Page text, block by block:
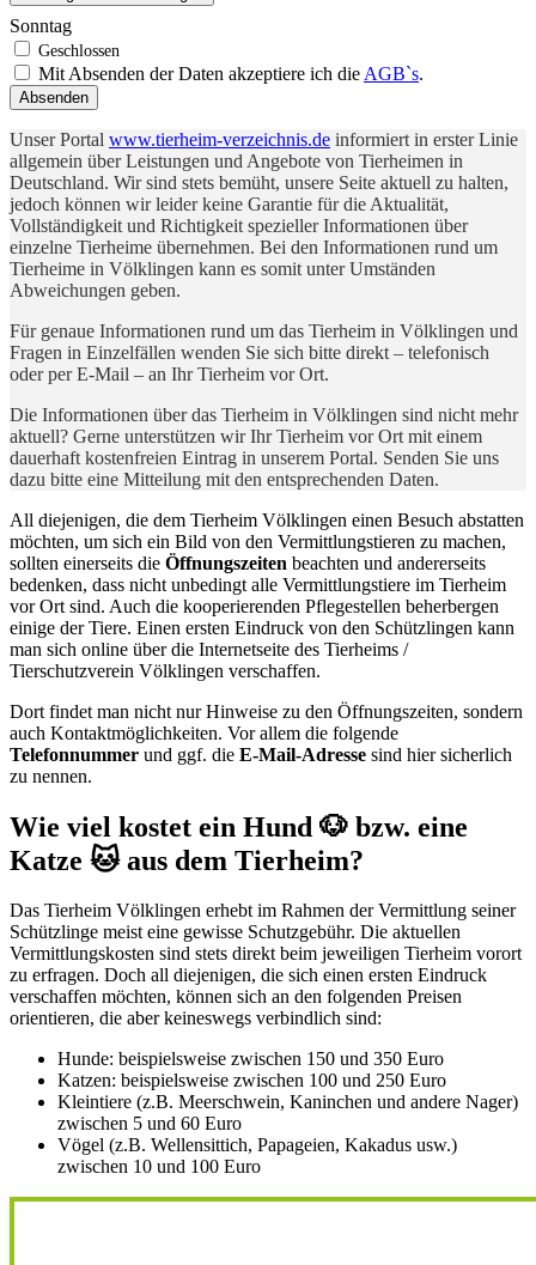
Sonntag
Mit Absenden der Daten akzeptiere ich die AGB`s.
Absenden
Unser Portal www.tierheim-verzeichnis.de informiert in erster Linie
allgemein über Leistungen und Angebote von Tierheimen in
Deutschland. Wir sind stets bemüht, unsere Seite aktuell zu halten,
jedoch können wir leider keine Garantie für die Aktualität,
Vollständigkeit und Richtigkeit spezieller Informationen über
einzelne Tierheime übernehmen. Bei den Informationen rund um
Tierheime in Völklingen kann es somit unter Umständen
Abweichungen geben.
Für genaue Informationen rund um das Tierheim in Völklingen und
Fragen in Einzelfällen wenden Sie sich bitte direkt – telefonisch
oder per E-Mail – an Ihr Tierheim vor Ort.
Die Informationen über das Tierheim in Völklingen sind nicht mehr
aktuell? Gerne unterstützen wir Ihr Tierheim vor Ort mit einem
dauerhaft kostenfreien Eintrag in unserem Portal. Senden Sie uns
dazu bitte eine Mitteilung mit den entsprechenden Daten.
All diejenigen, die dem Tierheim Völklingen einen Besuch abstatten
möchten, um sich ein Bild von den Vermittlungstieren zu machen,
sollten einerseits die Öffnungszeiten beachten und andererseits
bedenken, dass nicht unbedingt alle Vermittlungstiere im Tierheim
vor Ort sind. Auch die kooperierenden Pflegestellen beherbergen
einige der Tiere. Einen ersten Eindruck von den Schützlingen kann
man sich online über die Internetseite des Tierheims /
Tierschutzverein Völklingen verschaffen.
Dort findet man nicht nur Hinweise zu den Öffnungszeiten, sondern
auch Kontaktmöglichkeiten. Vor allem die folgende
Telefonnummer und ggf. die E-Mail-Adresse sind hier sicherlich
zu nennen.
Wie viel kostet ein Hund 🐶 bzw. eine
Katze 🐱 aus dem Tierheim?
Das Tierheim Völklingen erhebt im Rahmen der Vermittlung seiner
Schützlinge meist eine gewisse Schutzgebühr. Die aktuellen
Vermittlungskosten sind stets direkt beim jeweiligen Tierheim vorort
zu erfragen. Doch all diejenigen, die sich einen ersten Eindruck
verschaffen möchten, können sich an den folgenden Preisen
orientieren, die aber keineswegs verbindlich sind:
Hunde: beispielsweise zwischen 150 und 350 Euro
Katzen: beispielsweise zwischen 100 und 250 Euro
Kleintiere (z.B. Meerschwein, Kaninchen und andere Nager)
zwischen 5 und 60 Euro
Vögel (z.B. Wellensittich, Papageien, Kakadus usw.)
zwischen 10 und 100 Euro